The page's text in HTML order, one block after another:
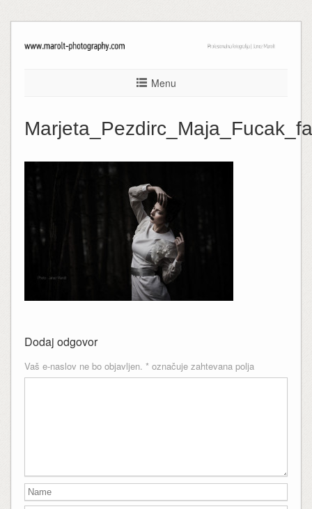
Menu
Dodaj odgovor
Vaš e-naslov ne bo objavljen. *označuje zahtevana polja